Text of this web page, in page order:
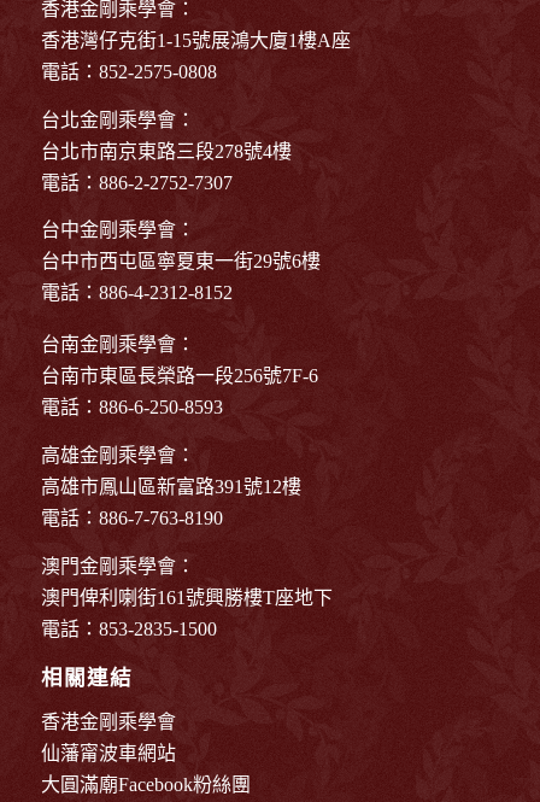
香港金剛乘學會：
香港灣仔克街1-15號展鴻大廈1樓A座
電話：852-2575-0808
台北金剛乘學會：
台北市南京東路三段278號4樓
電話：886-2-2752-7307
台中金剛乘學會：
台中市西屯區寧夏東一街29號6樓
電話：886-4-2312-8152
台南金剛乘學會：
台南市東區長榮路一段256號7F-6
電話：886-6-250-8593
高雄金剛乘學會：
高雄市鳳山區新富路391號12樓
電話：886-7-763-8190
澳門金剛乘學會：
澳門俾利喇街161號興勝樓T座地下
電話：853-2835-1500
相關連結
香港金剛乘學會
仙藩甯波車網站
大圓滿廟Facebook粉絲團